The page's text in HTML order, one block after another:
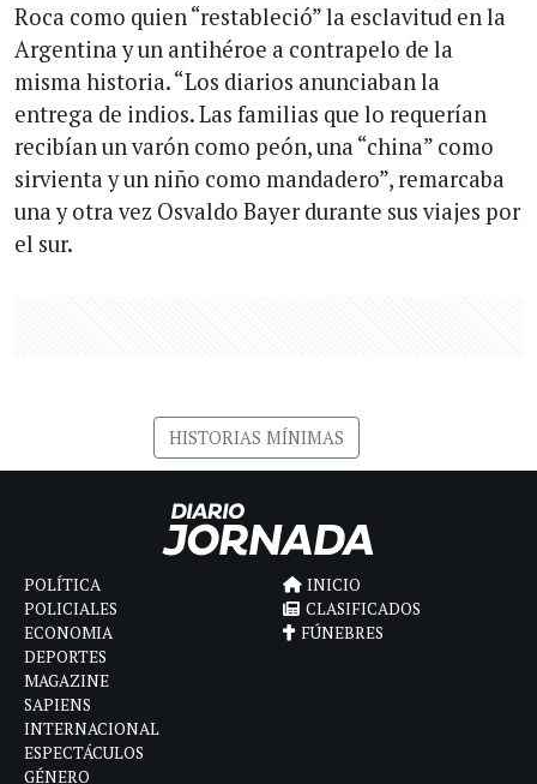
Roca como quien “restableció” la esclavitud en la
Argentina y un antihéroe a contrapelo de la
misma historia. “Los diarios anunciaban la
entrega de indios. Las familias que lo requerían
recibían un varón como peón, una “china” como
sirvienta y un niño como mandadero”, remarcaba
una y otra vez Osvaldo Bayer durante sus viajes por
el sur.
HISTORIAS MÍNIMAS
POLÍTICA
POLICIALES
ECONOMIA
DEPORTES
MAGAZINE
SAPIENS
INTERNACIONAL
ESPECTÁCULOS
GÉNERO
INICIO
CLASIFICADOS
FÚNEBRES